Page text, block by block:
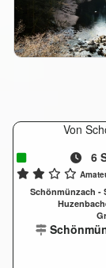
Von
6
Schönmünzach -